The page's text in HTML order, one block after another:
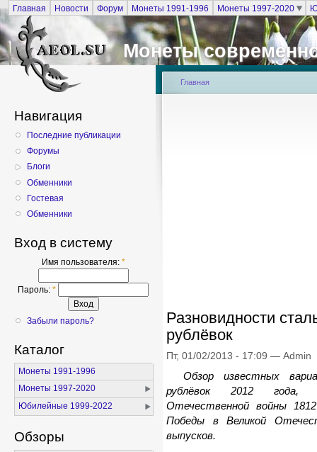
Главная Новости Форум Монеты 1991-1996 Монеты 1997-2020
Монеты
Навигация
Последние публикации
Форумы
Блоги
Обменники
Гостевая
Обменники
Вход в систему
Имя пользователя: *
Пароль: *
Забыли пароль?
Каталог
Монеты 1991-1996
Монеты 1997-2020
Юбилейные 1999-2022
Обзоры
Главная
Разновидности
рублёвок
Пт, 01/02/2013 - 17:09 — Admin
Обзор известных
рублёвок 2012 года,
Отечественной войны
Победы в Великой
выпусков.